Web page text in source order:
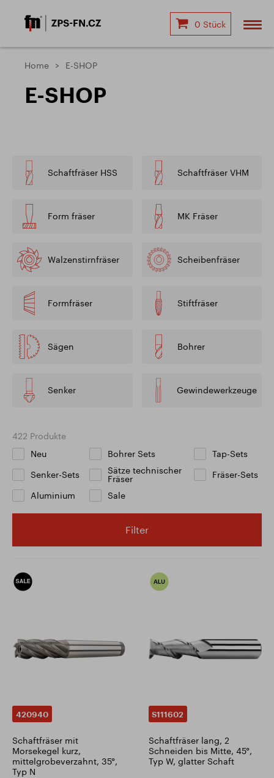
0 Stück
Home E-SHOP
E-SHOP
Schaftfräser HSS Schaftfräser VHM
Form fräser MK Fräser
Walzenstirnfräser Scheibenfräser
Formfräser Stiftfräser
Sägen Bohrer
Senker Gewindewerkzeuge
422 Produkte
Neu
Bohrer Sets
Tap-Sets
Senker-Sets
Sätze technischer
Fräser
Fräser-Sets
Aluminium
Sale
Filter
420940
Schaftfräser mit
Morsekegel kurz,
mittelgrobeverzahnt, 35°,
Typ N
S111602
Schaftfräser lang, 2
Schneiden bis Mitte, 45°,
Typ W, glatter Schaft